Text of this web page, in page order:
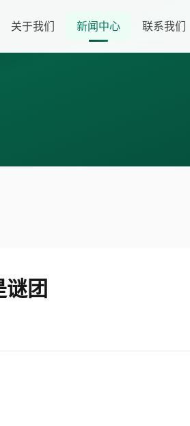
关于我们 新闻中心 联系我们
团